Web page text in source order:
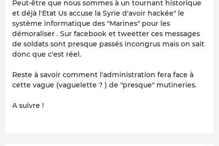
Peut-être que nous sommes à un tournant historique
et déjà l'Etat Us accuse la Syrie d'avoir hackée" le
système informatique des "Marines" pour les
démoraliser . Sur facebook et tweetter ces messages
de soldats sont presque passés incongrus mais on sait
donc que c'est réel.
Reste à savoir comment l'administration fera face à
cette vague (vaguelette ? ) de "presque" mutineries.
A suivre !